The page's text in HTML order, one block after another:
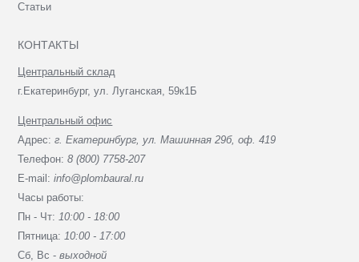
Статьи
КОНТАКТЫ
Центральный склад
г.Екатеринбург, ул. Луганская, 59к1Б
Центральный офис
Адрес:г. Екатеринбург, ул. Машинная 29б, оф. 419
Телефон:8 (800) 7758-207
E-mail:info@plombaural.ru
Часы работы:
Пн - Чт:10:00 - 18:00
Пятница:10:00 - 17:00
Сб, Вc -выходной